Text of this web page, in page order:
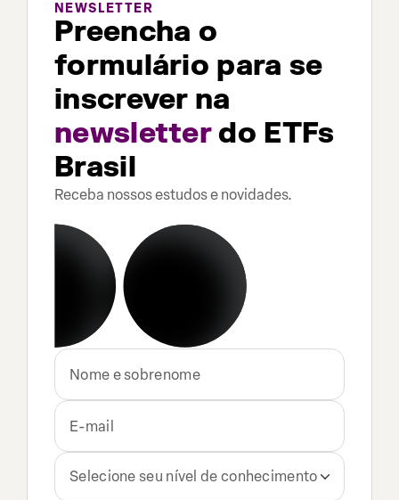
NEWSLETTER
Preencha o
formulário para se
inscrever na
newsletterdo ETFs
Brasil
Receba nossos estudos e novidades.
Selecione seu nível de conhecimento